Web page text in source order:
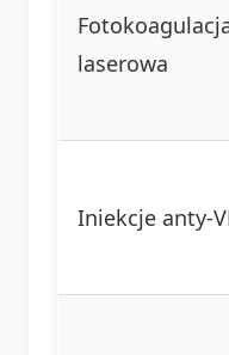
laserowa
Iniekcje anty-